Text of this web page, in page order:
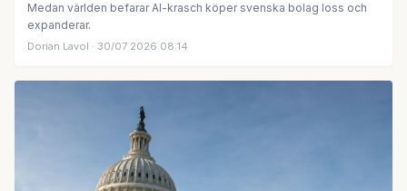
Medan världen befarar AI-krasch köper svenska bolag loss och
expanderar.
Dorian Lavol · 30/07 2026 08:14